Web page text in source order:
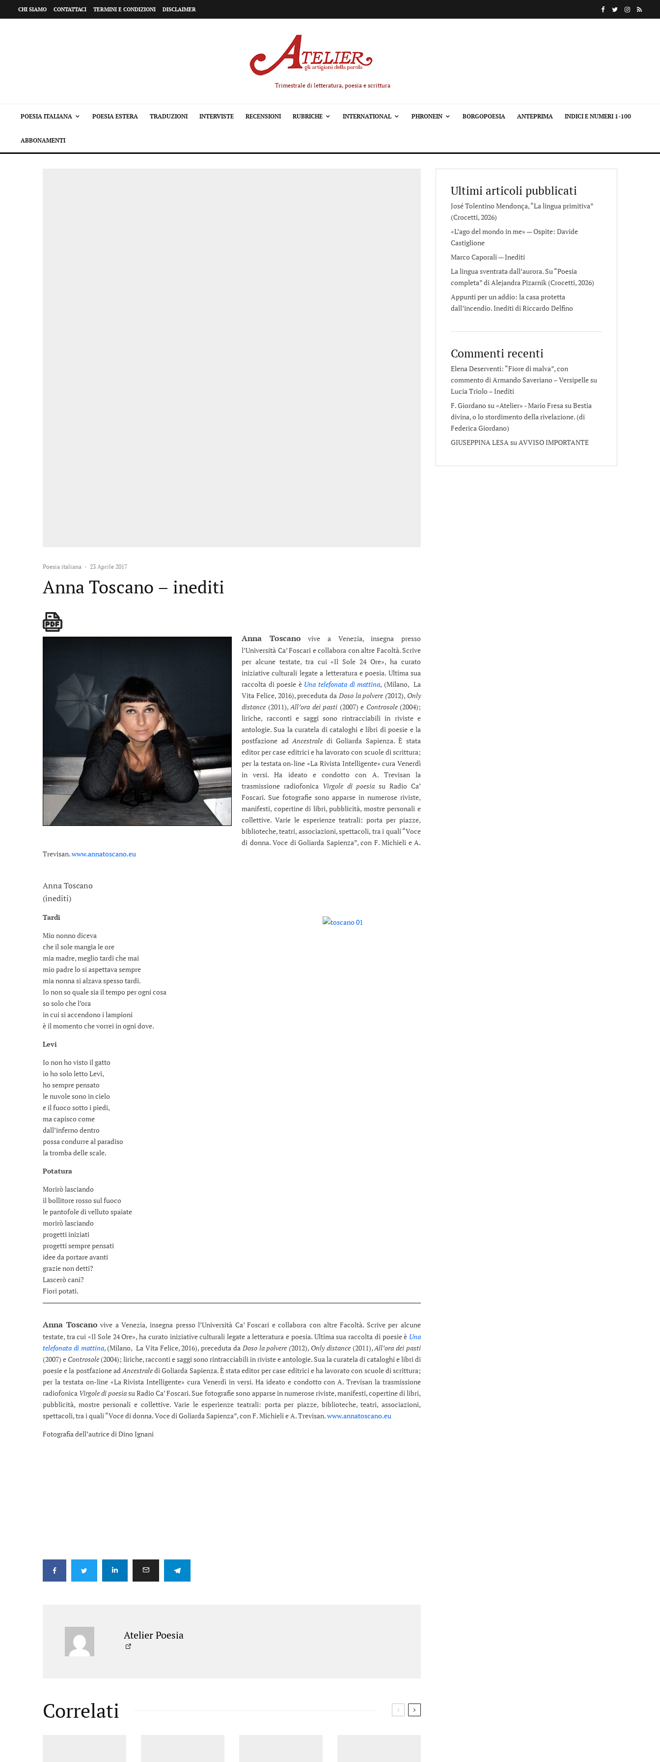
CHI SIAMO CONTATTACI TERMINI E CONDIZIONI DISCLAIMER
Trimestrale di letteratura, poesia e scrittura
POESIA ITALIANA POESIA ESTERA TRADUZIONI INTERVISTE RECENSIONI RUBRICHE INTERNATIONAL PHRONEIN BORGOPOESIA ANTEPRIMA INDICI E NUMERI 1-100
ABBONAMENTI
Poesia italiana · 23 Aprile 2017
Anna Toscano – inediti
Anna Toscano vive a Venezia, insegna presso
l’Università Ca’ Foscari e collabora con altre Facoltà. Scrive
per alcune testate, tra cui «Il Sole 24 Ore», ha curato
iniziative culturali legate a letteratura e poesia. Ultima sua
raccolta di poesie è Una telefonata di mattina, (Milano, La
Vita Felice, 2016), preceduta da Doso la polvere (2012), Only
distance (2011),All’ora dei pasti (2007) e Controsole(2004);
liriche, racconti e saggi sono rintracciabili in riviste e
antologie. Sua la curatela di cataloghi e libri di poesie e la
postfazione adAncestrale di Goliarda Sapienza. È stata
editor per case editrici e ha lavorato con scuole di scrittura;
per la testata on-line «La Rivista Intelligente» cura Venerdì
in versi. Ha ideato e condotto con A. Trevisan la
trasmissione radiofonica Virgole di poesia su Radio Ca’
Foscari. Sue fotografie sono apparse in numerose riviste,
manifesti, copertine di libri, pubblicità, mostre personali e
collettive. Varie le esperienze teatrali: porta per piazze,
biblioteche, teatri, associazioni, spettacoli, tra i quali “Voce
di donna. Voce di Goliarda Sapienza”, con F. Michieli e A.
Trevisan.www.annatoscano.eu
Anna Toscano
(inediti)
Tardi
Mio nonno diceva
che il sole mangia le ore
mia madre, meglio tardi che mai
mio padre lo si aspettava sempre
mia nonna si alzava spesso tardi.
Io non so quale sia il tempo per ogni cosa
so solo che l’ora
in cui si accendono i lampioni
è il momento che vorrei in ogni dove.
Levi
Io non ho visto il gatto
io ho solo letto Levi,
ho sempre pensato
le nuvole sono in cielo
e il fuoco sotto i piedi,
ma capisco come
dall’inferno dentro
possa condurre al paradiso
la tromba delle scale.
Potatura
Morirò lasciando
il bollitore rosso sul fuoco
le pantofole di velluto spaiate
morirò lasciando
progetti iniziati
progetti sempre pensati
idee da portare avanti
grazie non detti?
Lascerò cani?
Fiori potati.
Anna Toscano vive a Venezia, insegna presso l’Università Ca’ Foscari e collabora con altre Facoltà. Scrive per alcune
testate, tra cui «Il Sole 24 Ore», ha curato iniziative culturali legate a letteratura e poesia. Ultima sua raccolta di poesie è Una
telefonata di mattina, (Milano, La Vita Felice, 2016), preceduta da Doso la polvere (2012), Only distance(2011),All’ora dei pasti
(2007) e Controsole(2004); liriche, racconti e saggi sono rintracciabili in riviste e antologie. Sua la curatela di cataloghi e libri di
poesie e la postfazione adAncestraledi Goliarda Sapienza. È stata editor per case editrici e ha lavorato con scuole di scrittura;
per la testata on-line «La Rivista Intelligente» cura Venerdì in versi. Ha ideato e condotto con A. Trevisan la trasmissione
radiofonica Virgole di poesiasu Radio Ca’ Foscari. Sue fotografie sono apparse in numerose riviste, manifesti, copertine di libri,
pubblicità, mostre personali e collettive. Varie le esperienze teatrali: porta per piazze, biblioteche, teatri, associazioni,
spettacoli, tra i quali “Voce di donna. Voce di Goliarda Sapienza”, con F. Michieli e A. Trevisan.www.annatoscano.eu
Fotografia dell’autrice di Dino Ignani
Atelier Poesia
Correlati
Ultimi articoli pubblicati
José Tolentino Mendonça, “La lingua primitiva”
(Crocetti, 2026)
«L’ago del mondo in me» — Ospite: Davide
Castiglione
Marco Caporali — Inediti
La lingua sventrata dall’aurora. Su “Poesia
completa” di Alejandra Pizarnik (Crocetti, 2026)
Appunti per un addio: la casa protetta
dall’incendio. Inediti di Riccardo Delfino
Commenti recenti
Elena Deserventi: “Fiore di malva”, con
commento di Armando Saveriano – Versipellesu
Lucia Triolo – Inediti
F. Giordano su «Atelier» - Mario FresasuBestia
divina, o lo stordimento della rivelazione. (di
Federica Giordano)
GIUSEPPINA LESAsuAVVISO IMPORTANTE